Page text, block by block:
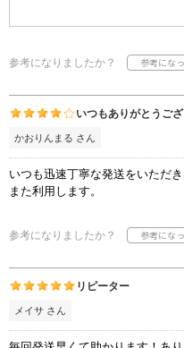
参考になりましたか？
いつもありがとうござ
かおりんまる さん
いつも迅速丁寧な発送をいただ
また利用します。
参考になりましたか？
リピーター
メイサ さん